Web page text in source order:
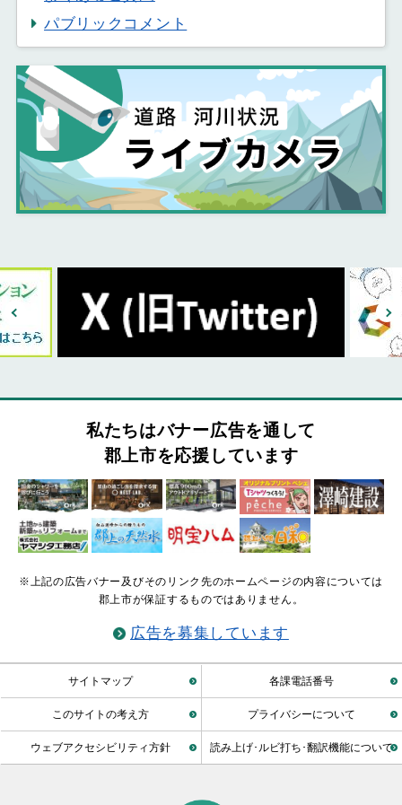
パブリックコメント
私たちはバナー広告を通して
郡上市を応援しています
※上記の広告バナー及びそのリンク先のホームページの内容については
郡上市が保証するものではありません。
広告を募集しています
サイトマップ 各課電話番号
このサイトの考え方 プライバシーについて
ウェブアクセシビリティ方針 読み上げ･ルビ打ち･翻訳機能について